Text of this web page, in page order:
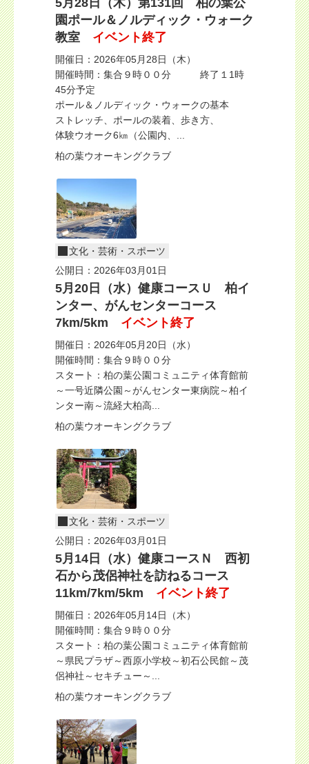
園ポール＆ノルディック・ウォーク
教室
イベント終了
開催日：2026年05月28日（木）
開催時間：集合９時００分 終了１1時
45分予定
ポール＆ノルディック・ウォークの基本
ストレッチ、ポールの装着、歩き方、
体験ウオーク6㎞（公園内、...
柏の葉ウオーキングクラブ
文化・芸術・スポーツ
公開日：2026年03月01日
5月20日（水）健康コースＵ 柏イ
ンター、がんセンターコース
7km/5km
イベント終了
開催日：2026年05月20日（水）
開催時間：集合９時００分
スタート：柏の葉公園コミュニティ体育館前
～一号近隣公園～がんセンター東病院～柏イ
ンター南～流経大柏高...
柏の葉ウオーキングクラブ
文化・芸術・スポーツ
公開日：2026年03月01日
5月14日（水）健康コースＮ 西初
石から茂侶神社を訪ねるコース
11km/7km/5km
イベント終了
開催日：2026年05月14日（木）
開催時間：集合９時００分
スタート：柏の葉公園コミュニティ体育館前
～県民プラザ～西原小学校～初石公民館～茂
侶神社～セキチュー～...
柏の葉ウオーキングクラブ